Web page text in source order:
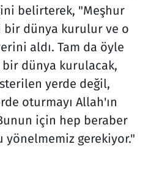
belirterek, "Meşhur
bir dünya kurulur ve o
aldı. Tam da öyle
dünya kurulacak,
yerde değil,
oturmayı Allah'ın
için hep beraber
gerekiyor."